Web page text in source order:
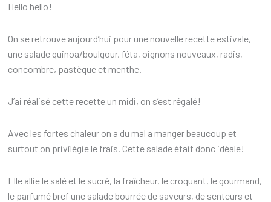
Hello hello!
On se retrouve aujourd’hui pour une nouvelle recette estivale,
une salade quinoa/boulgour, féta, oignons nouveaux, radis,
concombre, pastèque et menthe.
J’ai réalisé cette recette un midi, on s’est régalé!
Avec les fortes chaleur on a du mal a manger beaucoup et
surtout on privilégie le frais. Cette salade était donc idéale!
Elle allie le salé et le sucré, la fraîcheur, le croquant, le gourmand,
le parfumé bref une salade bourrée de saveurs, de senteurs et